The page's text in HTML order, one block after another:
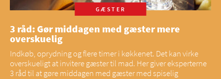
GÆSTER
3 råd: Gør middagen med gæster mere
overskuelig
Indkøb, oprydning og flere timer i køkkenet. Det kan virke
overskueligt at invitere gæster til mad. Her giver eksperterne
3 råd til at gøre middagen med gæster med spiselig